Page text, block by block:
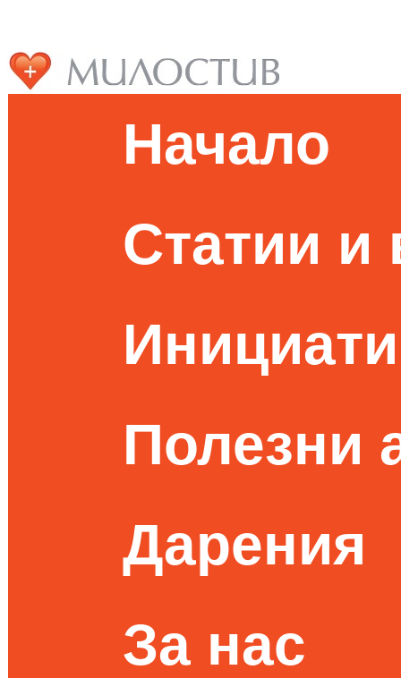
Начало
Статии и
Полезни
Дарения
За нас